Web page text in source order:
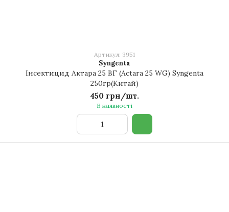
Артикул: 3951
Syngenta
Інсектицид Актара 25 ВГ (Actara 25 WG) Syngenta
250гр(Китай)
450 грн/шт.
В наявності